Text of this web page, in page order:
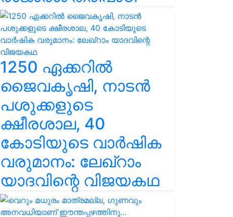
1250 ഏക്കറിൽ
ജൈവകൃഷി, നാടൻ
പശുക്കളുടെ
ക്ഷീരശാല, 40
കോടിയുടെ വാർഷിക
വരുമാനം: ലേഖ്‌റാം
യാദവിന്റെ വിജയകഥ